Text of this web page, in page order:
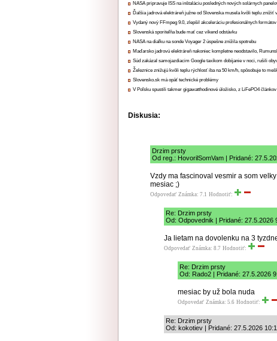
NASA pripravuje ISS na inštaláciu posledných nových solárnych
Ďalšia jadrová elektráreň južne od Slovenska musela kvôli teplu znížiť
Vydaný nový FFmpeg 9.0, zlepšil akceleráciu profesionálnych
Slovenská sporiteľňa bude mať cez víkend odstávku
NASA na diaľku na sonde Voyager 2 úspešne znížila spotrebu
Maďarsko jadrovú elektráreň nakoniec kompletne neodstavilo,
Súd zakázal samojazdiacim Google taxíkom dobíjanie v noci, rušili
Železnice znižujú kvôli teplu rýchlosť iba na 50 km/h, spôsobuje to
Slovensko.sk má opäť technické problémy
V Poľsku spustili takmer gigawatthodinové úložisko, z LiFePO4 článkov
Diskusia:
Drzim prsty
Od reg.: HovorilSomVam | Pridané:
Vzdy ma fascinoval vesmir a som
mesiac ;)
Odpovedať Známka: 7.1 Hodnotiť:
Re: Drzim prsty
Od: Odpovednik | Pridané: 27.5.2026
Ja lietam na dovolenku na 3
Odpovedať Známka: 8.7 Hodnotiť:
Re: Drzim prsty
Od: Rado2 | Pridané: 27.5.2026
mesiac by už bola nuda
Odpovedať Známka: 5.6 Hodnotiť:
Re: Drzim prsty
Od: kokotiev | Pridané: 27.5.2026